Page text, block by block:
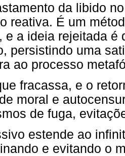
da libido
reativa. É um
e a ideia rejeitada é
persistindo uma
ao processo
fracassa, e o
moral e
de fuga,
estende ao
e evitando o